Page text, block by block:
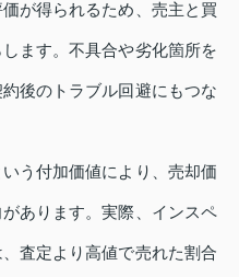
が得られるため、売主と買
ます。不具合や劣化箇所を
後のトラブル回避にもつな
う付加価値により、売却価
あります。実際、インスペ
査定より高値で売れた割合